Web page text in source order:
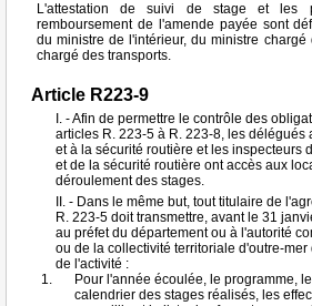
L'attestation de suivi de stage et les
remboursement de l'amende payée sont
du ministre de l'intérieur, du ministre
chargé des transports.
Article R223-9
I. - Afin de permettre le contrôle des
articles R. 223-5 à R. 223-8, les délégués
et à la sécurité routière et les inspecteurs
et de la sécurité routière ont accès aux
déroulement des stages.
II. - Dans le même but, tout titulaire de
R. 223-5 doit transmettre, avant le 31
au préfet du département ou à l'autorité
ou de la collectivité territoriale d'outre-
de l'activité :
Pour l'année écoulée, le programme,
calendrier des stages réalisés, les